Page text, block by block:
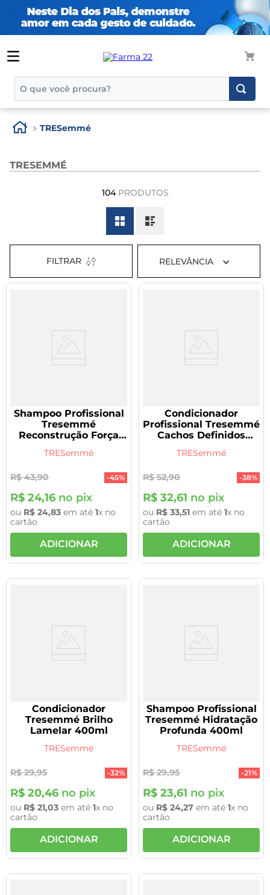
TERMOS MAIS BUSCADOS
1º
tadalafila
3º
generico
dipirona
8º
tadalafila 5mg
TRESemmé
TRESEMMÉ
104 PRODUTOS
FILTRAR RELEVÂNCIA
Shampoo Profissional
Tresemmé
Reconstrução Força
TRESemmé
R$ 43,90 -45%
R$ 24,16 no pix
ou R$ 24,83 em até 1x no
cartão
ADICIONAR
Condicionador
Profissional Tresemmé
Cachos Definidos
TRESemmé
R$ 52,90 -38%
R$ 32,61 no pix
ou R$ 33,51 em até 1x no
cartão
ADICIONAR
Condicionador
Tresemmé Brilho
Lamelar 400ml
TRESemmé
R$ 29,95 -32%
R$ 20,46 no pix
ou R$ 21,03 em até 1x no
cartão
ADICIONAR
Shampoo Profissional
Tresemmé Hidratação
Profunda 400ml
TRESemmé
R$ 29,95 -21%
R$ 23,61 no pix
ou R$ 24,27 em até 1x no
cartão
ADICIONAR